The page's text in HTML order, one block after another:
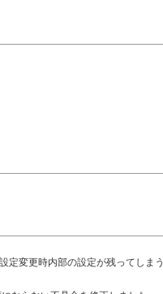
定変更時内部の設定が残ってしま